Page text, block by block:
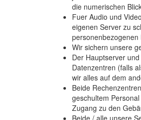
die numerischen
Fuer Audio und
eigenen Server zu
Wir sichern unsere
Der Hauptserver
Datenzentren (falls
wir alles auf dem
Beide
geschultem
Zugang zu den
Beide / alle unsere